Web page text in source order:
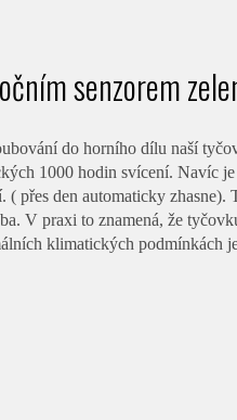
senzorem
do horního dílu naší
1000 hodin svícení. Navíc
přes den automaticky
V praxi to znamená, že
klimatických podmínkách